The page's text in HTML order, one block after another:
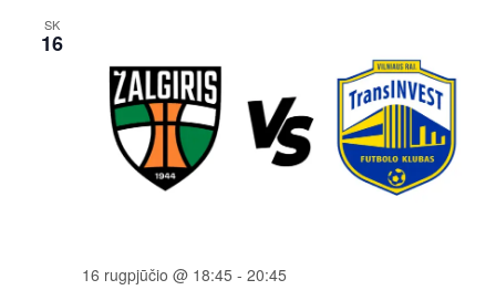
SK
16
16 rugpjūčio @ 18:45 - 20:45